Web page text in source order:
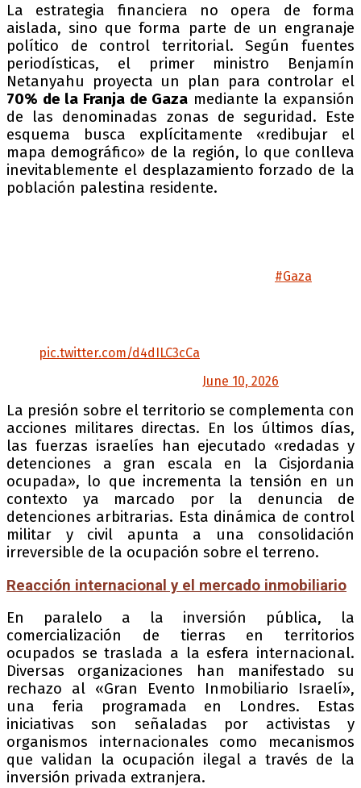
La estrategia financiera no opera de forma
aislada, sino que forma parte de un engranaje
político de control territorial. Según fuentes
periodísticas, el primer ministro Benjamín
Netanyahu proyecta un plan para controlar el
70% de la Franja de Gaza mediante la expansión
de las denominadas zonas de seguridad. Este
esquema busca explícitamente «redibujar el
mapa demográfico» de la región, lo que conlleva
inevitablemente el desplazamiento forzado de la
población palestina residente.
#Gaza
pic.twitter.com/d4dILC3cCa
June 10, 2026
La presión sobre el territorio se complementa con
acciones militares directas. En los últimos días,
las fuerzas israelíes han ejecutado «redadas y
detenciones a gran escala en la Cisjordania
ocupada», lo que incrementa la tensión en un
contexto ya marcado por la denuncia de
detenciones arbitrarias. Esta dinámica de control
militar y civil apunta a una consolidación
irreversible de la ocupación sobre el terreno.
Reacción internacional y el mercado inmobiliario
En paralelo a la inversión pública, la
comercialización de tierras en territorios
ocupados se traslada a la esfera internacional.
Diversas organizaciones han manifestado su
rechazo al «Gran Evento Inmobiliario Israelí»,
una feria programada en Londres. Estas
iniciativas son señaladas por activistas y
organismos internacionales como mecanismos
que validan la ocupación ilegal a través de la
inversión privada extranjera.